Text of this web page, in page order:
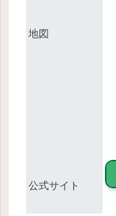
地図
公式サイト